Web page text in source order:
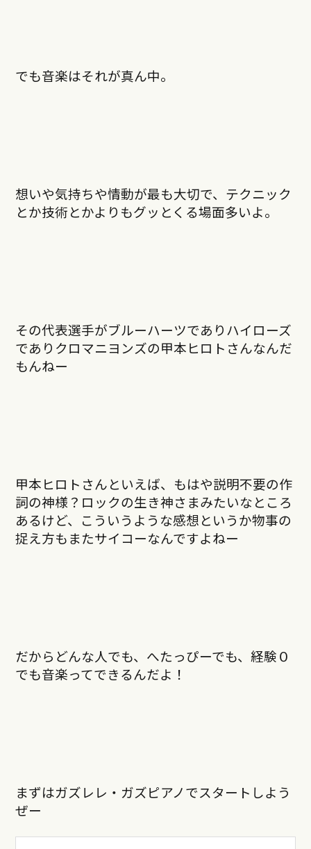
でも音楽はそれが真ん中。
想いや気持ちや情動が最も大切で、テクニック
とか技術とかよりもグッとくる場面多いよ。
その代表選手がブルーハーツでありハイローズ
でありクロマニヨンズの甲本ヒロトさんなんだ
もんねー
甲本ヒロトさんといえば、もはや説明不要の作
詞の神様？ロックの生き神さまみたいなところ
あるけど、こういうような感想というか物事の
捉え方もまたサイコーなんですよねー
だからどんな人でも、へたっぴーでも、経験０
でも音楽ってできるんだよ！
まずはガズレレ・ガズピアノでスタートしよう
ぜー